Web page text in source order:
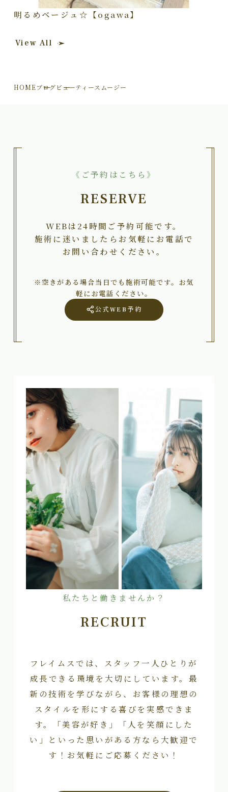
明るめベージュ☆【ogawa】
View All
HOMEブログビューティースムージー
《ご予約はこちら》
RESERVE
WEBは24時間ご予約可能です。
施術に迷いましたらお気軽にお電話で
お問い合わせください。
※空きがある場合当日でも施術可能です。お気
軽にお電話ください。
公式WEB予約
私たちと働きませんか？
RECRUIT
フレイムスでは、スタッフ一人ひとりが
成長できる環境を大切にしています。最
新の技術を学びながら、お客様の理想の
スタイルを形にする喜びを実感できま
す。「美容が好き」「人を笑顔にした
い」といった思いがある方なら大歓迎で
す！お気軽にご応募ください！